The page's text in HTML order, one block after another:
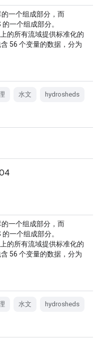
一个组成部分，而
一个组成部分。
的所有流域提供标准化的
56 个变量的数据，分为
水文 hydrosheds
一个组成部分，而
一个组成部分。
的所有流域提供标准化的
56 个变量的数据，分为
水文 hydrosheds